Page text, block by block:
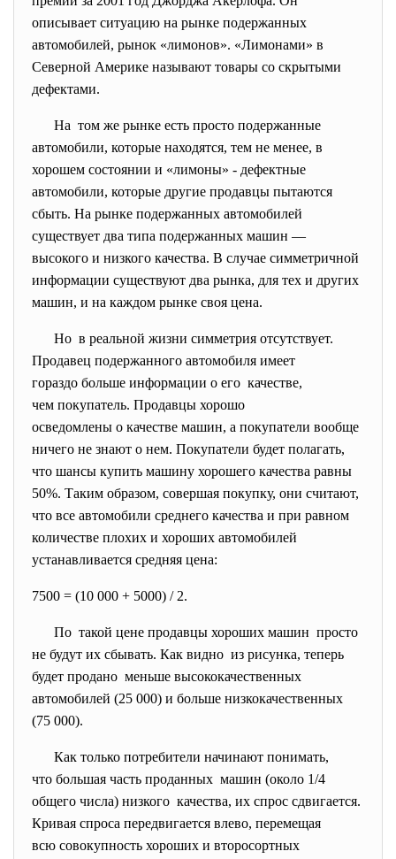
описывает ситуацию на рынке подержанных
автомобилей, рынок «лимонов». «Лимонами» в
Северной Америке называют товары со скрытыми
дефектами.
На том же рынке есть просто подержанные
автомобили, которые находятся, тем не менее, в
хорошем состоянии и «лимоны» - дефектные
автомобили, которые другие продавцы пытаются
сбыть. На рынке подержанных автомобилей
существует два типа подержанных машин —
высокого и низкого качества. В случае симметричной
информации существуют два рынка, для тех и других
машин, и на каждом рынке своя цена.
Но в реальной жизни симметрия отсутствует.
Продавец подержанного автомобиля имеет
гораздо больше информации о его качестве,
чем покупатель. Продавцы хорошо
осведомлены о качестве машин, а покупатели вообще
ничего не знают о нем. Покупатели будет полагать,
что шансы купить машину хорошего качества равны
50%. Таким образом, совершая покупку, они считают,
что все автомобили среднего качества и при равном
количестве плохих и хороших автомобилей
устанавливается средняя цена:
7500 = (10 000 + 5000) / 2.
По такой цене продавцы хороших машин просто
не будут их сбывать. Как видно из рисунка, теперь
будет продано меньше высококачественных
автомобилей (25 000) и больше низкокачественных
(75 000).
Как только потребители начинают понимать,
что большая часть проданных машин (около 1/4
общего числа) низкого качества, их спрос сдвигается.
Кривая спроса передвигается влево, перемещая
всю совокупность хороших и второсортных